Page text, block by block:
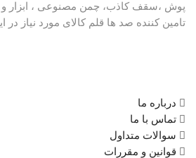
پوش ،سقف کاذب، چمن مصنوعی ، ابزار
تامین کننده صد ها قلم کالای مورد نیاز
درباره ما
تماس با ما
سوالات متداول
قوانین و مقررات